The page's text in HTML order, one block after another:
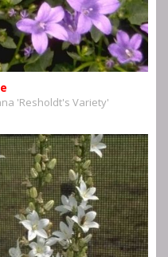
'Resholdt's Variety'